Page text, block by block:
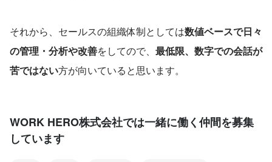
それから、セールスの組織体制としては数値ベースで日々
の管理・分析や改善をしてので、 最低限、数字での会話が
苦ではない方が向いていると思います。
WORK HERO株式会社では一緒に働く仲間を募集
しています